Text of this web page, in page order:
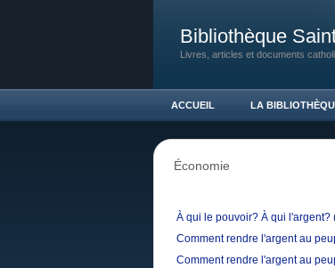
Bibliothèque
Livres, articles et documents
ACCUEIL LA
Économie
À qui le pouvoir? À qui l'argent?
Comment rendre l'argent au
Comment rendre l'argent au